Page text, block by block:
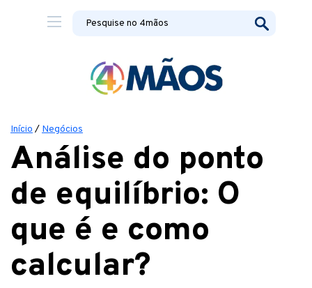
Início / Negócios
Análise do ponto
de equilíbrio: O
que é e como
calcular?